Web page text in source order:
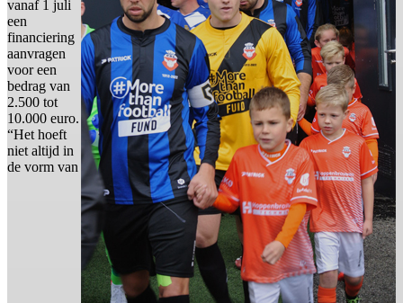
vanaf 1 juli
een
financiering
aanvragen
voor een
bedrag van
2.500 tot
10.000 euro.
“Het hoeft
niet altijd in
de vorm van